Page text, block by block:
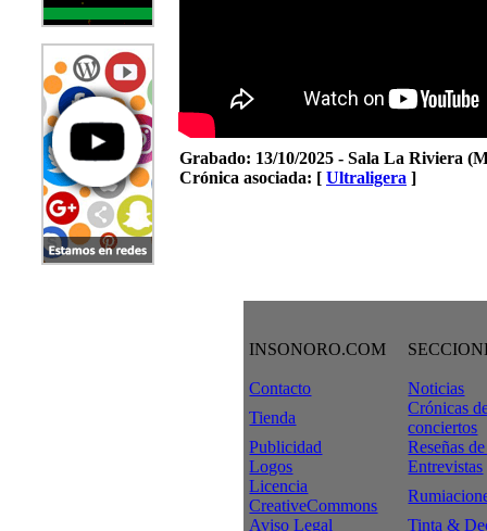
Grabado: 13/10/2025 - Sala La Riviera
Crónica asociada: [ Ultraligera ]
INSONORO.COM
Contacto
Noticias
Tienda
Crónicas
conciertos
Publicidad
Reseñas
Logos
Entrevistas
Licencia
CreativeCommons
Aviso Legal
Tinta &